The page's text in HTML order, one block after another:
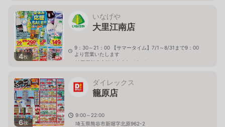
4枚
いなげや
大里江南店
9：30～21：00 【サマータイム】7/1～8/31まで9：00
より営業いたします
埼玉県熊谷市江南中央2－19－1
6枚
ダイレックス
籠原店
9:00～22:00
埼玉県熊谷市新堀字北原962-2